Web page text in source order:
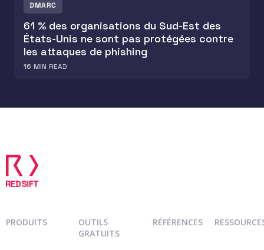
DMARC
61 % des organisations du Sud-Est des
États-Unis ne sont pas protégées contre
les attaques de phishing
16 MIN READ
PRODUITS
OUTILS
GRATUITS
RÉFÉRENCES